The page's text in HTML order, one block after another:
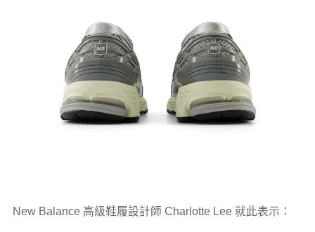
New Balance 高級鞋履設計師 Charlotte Lee 就此表示：